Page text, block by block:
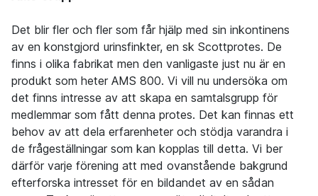
Det blir fler och fler som får hjälp med sin inkontinens
av en konstgjord urinsfinkter, en sk Scottprotes. De
finns i olika fabrikat men den vanligaste just nu är en
produkt som heter AMS 800. Vi vill nu undersöka om
det finns intresse av att skapa en samtalsgrupp för
medlemmar som fått denna protes. Det kan finnas ett
behov av att dela erfarenheter och stödja varandra i
de frågeställningar som kan kopplas till detta. Vi ber
därför varje förening att med ovanstående bakgrund
efterforska intresset för en bildandet av en sådan